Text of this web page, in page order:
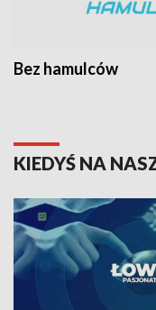
Bez hamulców
KIEDYŚ NA